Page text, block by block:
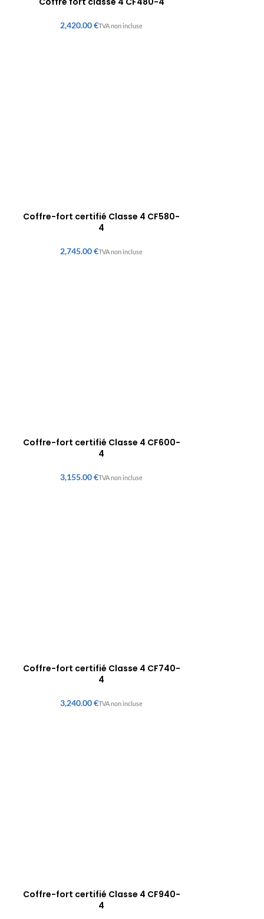
€
Coffre-fort certifié Classe 4 CF580-
4
€
Coffre-fort certifié Classe 4 CF600-
4
€
Coffre-fort certifié Classe 4 CF740-
4
€
Coffre-fort certifié Classe 4 CF940-
4